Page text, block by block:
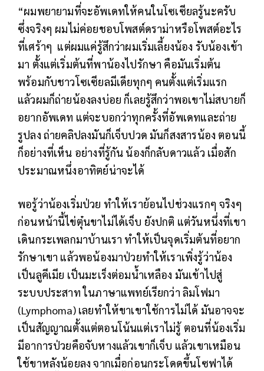
“ผมพยายามที่จะอัพเดทให้คนในโซเซียลรู้นะครับ
ซึ่งจริงๆ ผมไม่ค่อยชอบโพสต์ดราม่าหรือโพสต์อะไร
ที่เศร้าๆ แต่ผมแค่รู้สึกว่าผมเริ่มเลี้ยงน้อง รับน้องเข้า
มา ตั้งแต่เริ่มต้นที่พาน้องไปรักษา คือมันเริ่มต้น
พร้อมกับชาวโซเซียลมีเดียทุกๆ คนตั้งแต่เริ่มแรก
แล้วผมก็ถ่ายน้องลงบ่อย ก็เลยรู้สึกว่าพอเขาไม่สบายก็
อยากอัพเดท แต่จะบอกว่าทุกครั้งที่อัพเดทและถ่าย
รูปลง ถ่ายคลิปลงมันก็เจ็บปวด มันก็สงสารน้อง ตอนนี้
ก็อย่างที่เห็น อย่างที่รู้กัน น้องก็กลับดาวแล้ว เมื่อสัก
ประมาณหนึ่งอาทิตย์น่าจะได้
พอรู้ว่าน้องเริ่มป่วย ทำให้เราย้อนไปช่วงแรกๆ จริงๆ
ก่อนหน้านี้ไข่ตุ๋นขาไม่ได้เจ็บ ยังปกติ แต่วันหนึ่งที่เขา
เดินกระเพลกมาบ้านเรา ทำให้เป็นจุดเริ่มต้นที่อยาก
รักษาเขา แล้วพอน้องมาป่วยทำให้เราเพิ่งรู้ว่าน้อง
เป็นลูคีเมีย เป็นมะเร็งต่อมน้ำเหลือง มันเข้าไปสู่
ระบบประสาท ในภาษาแพทย์เรียกว่า ลิมโฟมา
(Lymphoma) เลยทำให้ขาเขาใช้การไม่ได้ มันอาจจะ
เป็นสัญญาณตั้งแต่ตอนโน้นแต่เราไม่รู้ ตอนที่น้องเริ่ม
มีอาการป่วยคือจับหางแล้วเขาก็เจ็บ แล้วเขาเหมือน
ใช้ขาหลังน้อยลง จากเมื่อก่อนกระโดดขึ้นโซฟาได้